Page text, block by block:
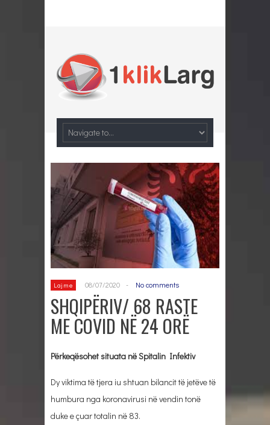
Lajme 08/07/2020 - No comments
SHQIPËRIV/ 68 RASTE
ME COVID NË 24 ORË
Përkeqësohet situata në Spitalin Infektiv
Dy viktima të tjera iu shtuan bilancit të jetëve të
humbura nga koronavirusi në vendin tonë
duke e çuar totalin në 83.